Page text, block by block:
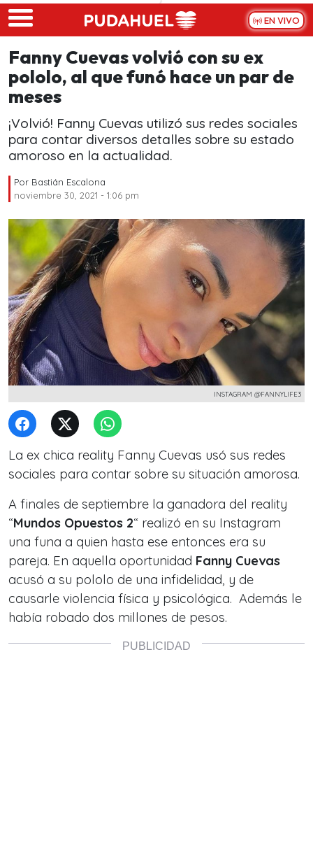
Skip to main content
EN VIVO
Fanny Cuevas volvió con su ex
pololo, al que funó hace un par de
meses
¡Volvió! Fanny Cuevas utilizó sus redes sociales
para contar diversos detalles sobre su estado
amoroso en la actualidad.
Por Bastián Escalona
noviembre 30, 2021 - 1:06 pm
INSTAGRAM @FANNYLIFE3
La ex chica reality Fanny Cuevas usó sus redes
sociales para contar sobre su situación amorosa.
A finales de septiembre la ganadora del reality
“Mundos Opuestos 2“ realizó en su Instagram
una funa a quien hasta ese entonces era su
pareja. En aquella oportunidad Fanny Cuevas
acusó a su pololo de una infidelidad, y de
causarle violencia física y psicológica. Además le
había robado dos millones de pesos.